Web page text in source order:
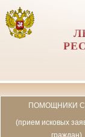
ПОМОЩНИКИ
(прием исковых
граждан)